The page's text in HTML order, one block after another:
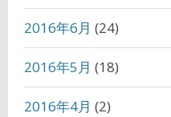
2016年6月 (24)
2016年5月 (18)
2016年4月 (2)